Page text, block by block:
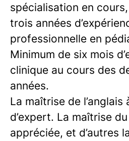
spécialisation en
trois années
professionnelle en
Minimum de six mois
clinique au cours des
années.
La maîtrise de l’anglais
d’expert. La maîtrise
appréciée, et d’autres